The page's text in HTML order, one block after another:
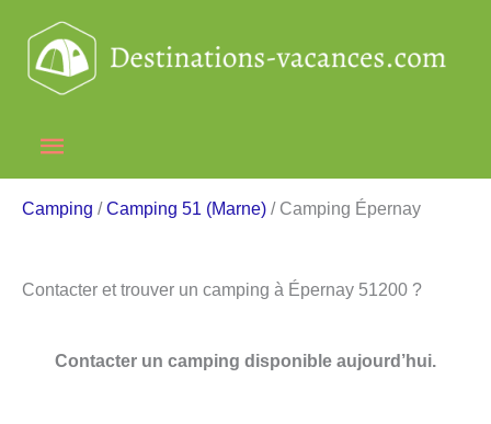
contenu
Menu
principal
Camping /Camping 51 (Marne) / Camping Épernay
Contacter et trouver un camping à Épernay 51200 ?
Contacter un camping disponible aujourd’hui.